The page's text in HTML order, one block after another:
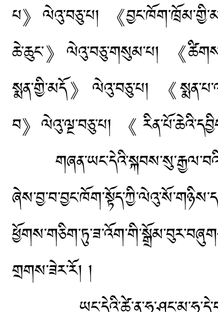
པ》ལེའུ་བཅུ་པ། 《
ཆེ་ཆུང་》ལེའུ་བཅུ་གསུམ་པ། 《
སྨན་གྱི་མདོ》ལེའུ་བཅུ་པ། 《
བ》ལེའུ་ལྔ་བཅུ་པ། 《
གྲགས་ཟེར་རོ། །